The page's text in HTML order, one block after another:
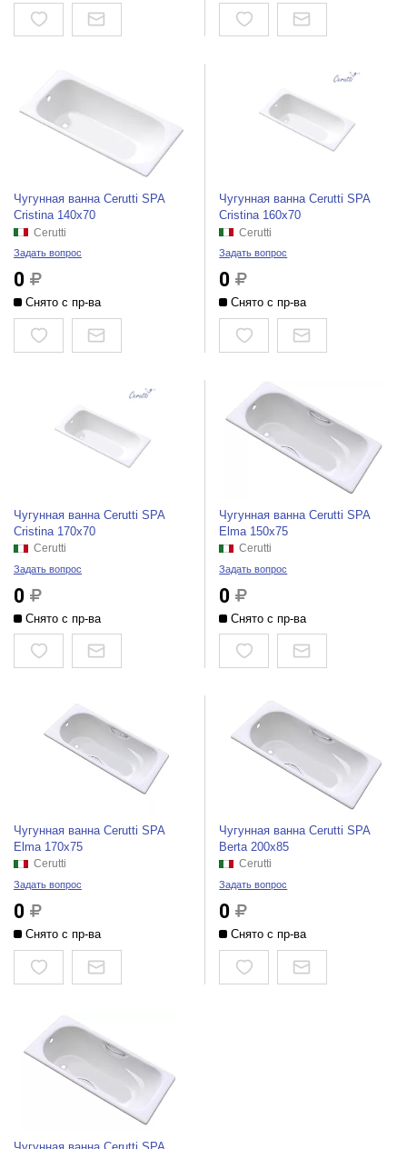
Чугунная ванна Cerutti SPA
Cristina 140x70
Cerutti
Задать вопрос
0
Снято с пр-ва
Чугунная ванна Cerutti SPA
Cristina 160x70
Cerutti
Задать вопрос
0
Снято с пр-ва
Чугунная ванна Cerutti SPA
Cristina 170x70
Cerutti
Задать вопрос
0
Снято с пр-ва
Чугунная ванна Cerutti SPA
Elma 150x75
Cerutti
Задать вопрос
0
Снято с пр-ва
Чугунная ванна Cerutti SPA
Elma 170x75
Cerutti
Задать вопрос
0
Снято с пр-ва
Чугунная ванна Cerutti SPA
Berta 200x85
Cerutti
Задать вопрос
0
Снято с пр-ва